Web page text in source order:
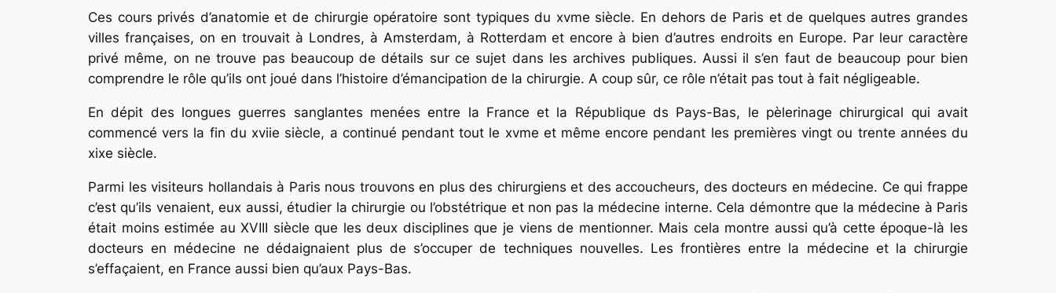
Ces cours privés d’anatomie et de chirurgie opératoire sont typiques du xvme siècle. En dehors de Paris et de quelques autres grandes
villes françaises, on en trouvait à Londres, à Amsterdam, à Rotterdam et encore à bien d’autres endroits en Europe. Par leur caractère
privé même, on ne trouve pas beaucoup de détails sur ce sujet dans les archives publiques. Aussi il s’en faut de beaucoup pour bien
comprendre le rôle qu’ils ont joué dans l’histoire d’émancipation de la chirurgie. A coup sûr, ce rôle n’était pas tout à fait négligeable.
En dépit des longues guerres sanglantes menées entre la France et la Répu­blique ds Pays-Bas, le pèlerinage chirurgical qui avait
commencé vers la fin du xviie siècle, a continué pendant tout le xvme et même encore pendant les pre­mières vingt ou trente années du
xixe siècle.
Parmi les visiteurs hollandais à Paris nous trouvons en plus des chirurgiens et des accoucheurs, des docteurs en médecine. Ce qui frappe
c’est qu’ils venaient, eux aussi, étudier la chirurgie ou l’obstétrique et non pas la médecine interne. Cela démontre que la médecine à Paris
était moins estimée au XVIII siècle que les deux disciplines que je viens de mentionner. Mais cela montre aussi qu’à cette époque-là les
docteurs en médecine ne dédaignaient plus de s’occuper de techniques nouvelles. Les frontières entre la médecine et la chirurgie
s’effaçaient, en France aussi bien qu’aux Pays-Bas.